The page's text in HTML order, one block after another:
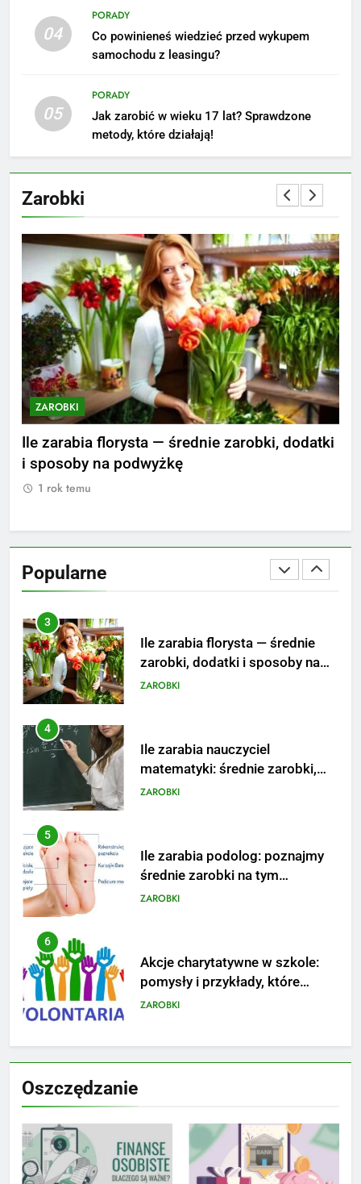
04
PORADY
Co powinieneś wiedzieć przed wykupem
samochodu z leasingu?
05
PORADY
Jak zarobić w wieku 17 lat? Sprawdzone
metody, które działają!
Zarobki
ZAROBKI
Ile zarabia florysta — średnie zarobki, dodatki
i sposoby na podwyżkę
1 rok temu
Popularne
pomysły i przykłady, które
zainspirują
7
Jak przygotować się finansowo
kosztuje i jak zaplanować
PORADY
8
Netflix tagger — czym jest,
opinie i zarobki
PRACA
1
Ile zarabia striptizer: poznaj
aktualne stawki męskiego
striptizera
ZAROBKI
Ile zarabia psycholog szkolny:
poznaj średnie zarobki na tym
Ile zarabia florysta — średnie
zarobki, dodatki i sposoby na
4
Ile zarabia nauczyciel
matematyki: średnie zarobki,
5
Ile zarabia podolog: poznajmy
średnie zarobki na tym
6
Akcje charytatywne w szkole:
pomysły i przykłady, które
7
Jak przygotować się finansowo
na narodziny dziecka: ile to
1
Oszczędzanie